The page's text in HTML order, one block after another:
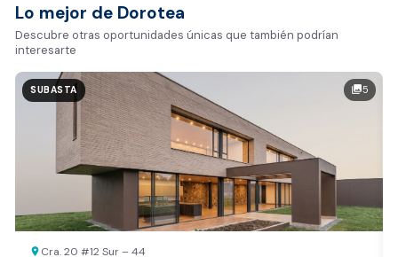
Tiempo promedio de venta en la zona
Rango de precios de arriendo en el sector
Valor exclusivo para clientes de Dorotea:
20.000 COP
REALIZAR AVALÚO AHORA
Lo mejor de Dorotea
Descubre otras oportunidades únicas que también podrían
interesarte
photo_library5
SUBASTA
location_on Cra. 20 #12 Sur – 44